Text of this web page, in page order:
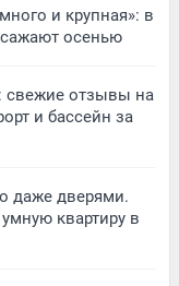
и крупная»: в
сажают осенью
свежие отзывы на
и бассейн за
даже дверями.
квартиру в